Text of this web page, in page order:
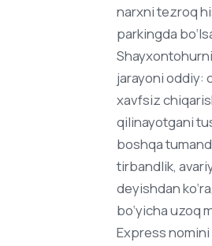
narxni tezroq
parkingda
jarayoni oddiy:
xavfsiz
qilinayotgani
boshqa
tirbandlik,
deyishdan
bo‘yicha uzoq
Express